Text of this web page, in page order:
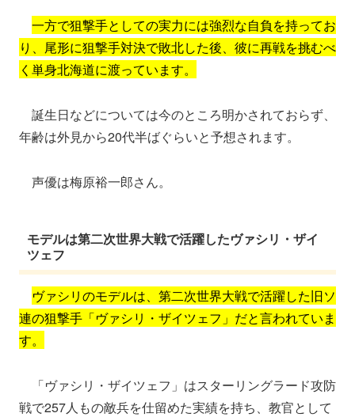
一方で狙撃手としての実力には強烈な自負を持ってお
り、尾形に狙撃手対決で敗北した後、彼に再戦を挑むべ
く単身北海道に渡っています。
誕生日などについては今のところ明かされておらず、
年齢は外見から20代半ばぐらいと予想されます。
声優は梅原裕一郎さん。
モデルは第二次世界大戦で活躍したヴァシリ・ザイ
ツェフ
ヴァシリのモデルは、第二次世界大戦で活躍した旧ソ
連の狙撃手「ヴァシリ・ザイツェフ」だと言われていま
す。
「ヴァシリ・ザイツェフ」はスターリングラード攻防
戦で257人もの敵兵を仕留めた実績を持ち、教官として